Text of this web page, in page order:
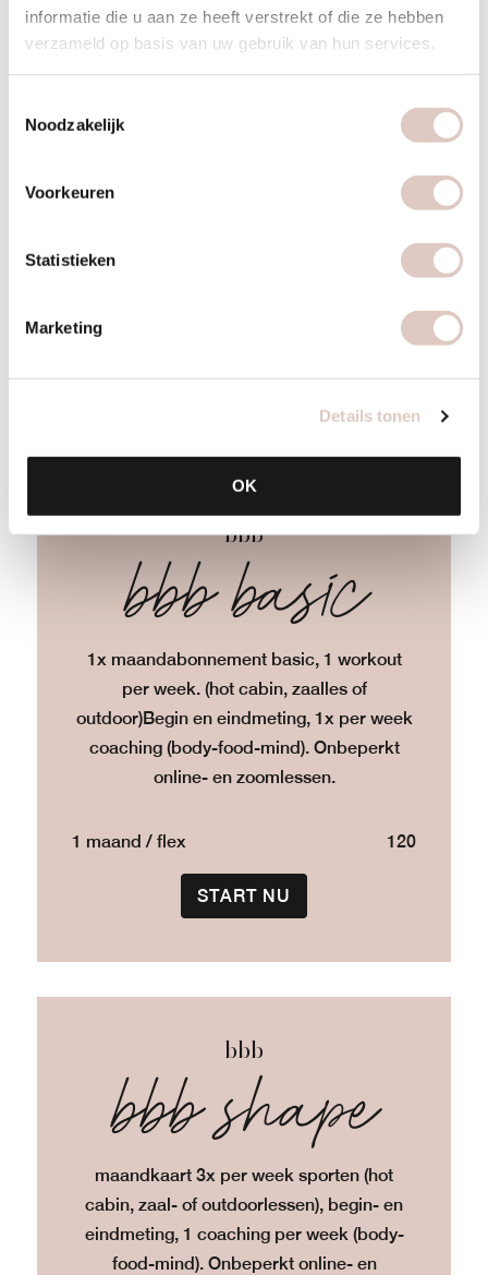
informatie die u aan ze heeft verstrekt of die ze hebben
verzameld op basis van uw gebruik van hun services.
Noodzakelijk
Voorkeuren
Statistieken
Marketing
Details tonen
OK
coaching -
6 maanden 175
START NU
bbb
bbb basic
1x maandabonnement basic, 1 workout
per week. (hot cabin, zaalles of
outdoor)Begin en eindmeting, 1x per week
coaching (body-food-mind). Onbeperkt
online- en zoomlessen.
1 maand / flex 120
START NU
bbb
bbb shape
maandkaart 3x per week sporten (hot
cabin, zaal- of outdoorlessen), begin- en
eindmeting, 1 coaching per week (body-
food-mind). Onbeperkt online- en